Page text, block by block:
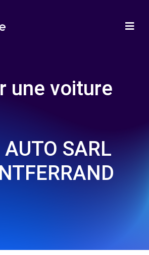
une voiture
SARL